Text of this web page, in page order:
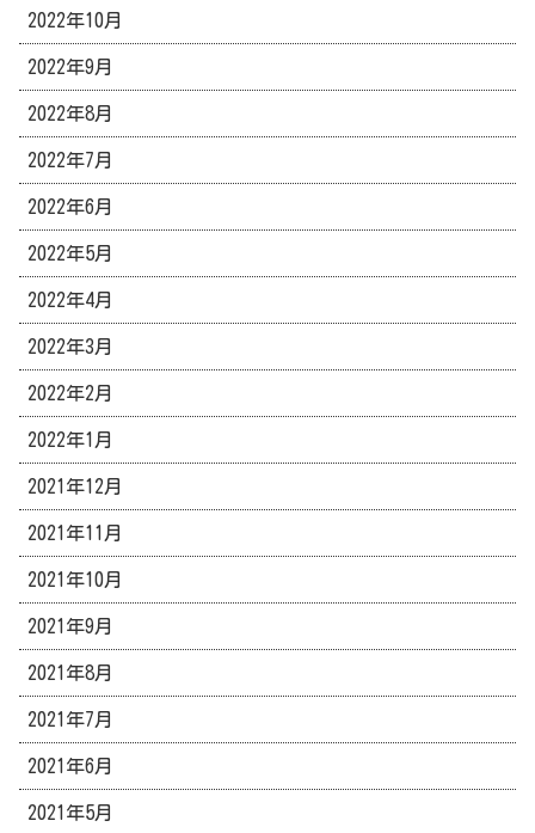
2022年10月
2022年9月
2022年8月
2022年7月
2022年6月
2022年5月
2022年4月
2022年3月
2022年2月
2022年1月
2021年12月
2021年11月
2021年10月
2021年9月
2021年8月
2021年7月
2021年6月
2021年5月